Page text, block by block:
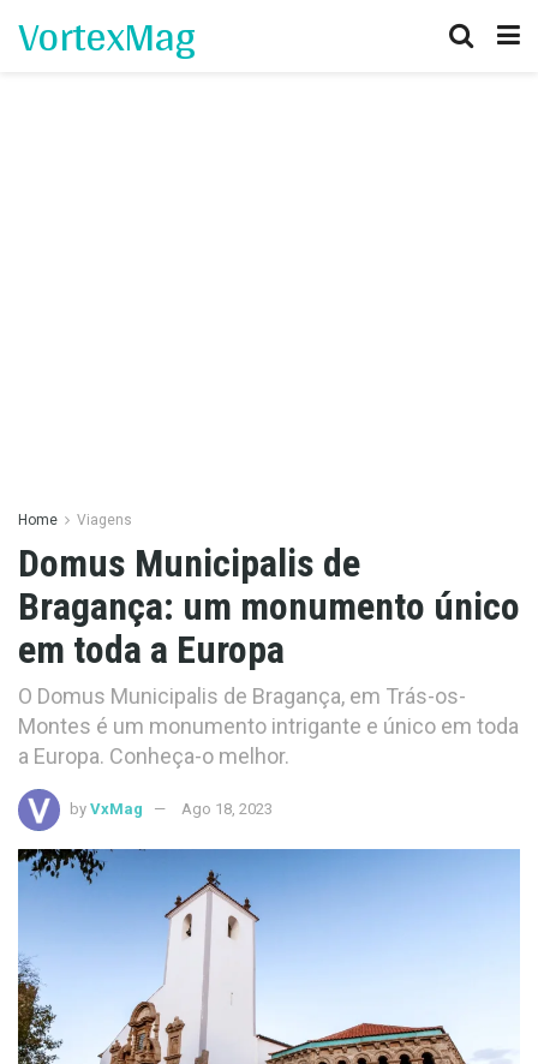
VortexMag
Home Viagens
Domus Municipalis de
Bragança: um monumento único
em toda a Europa
O Domus Municipalis de Bragança, em Trás-os-
Montes é um monumento intrigante e único em toda
a Europa. Conheça-o melhor.
by VxMag Ago 18, 2023